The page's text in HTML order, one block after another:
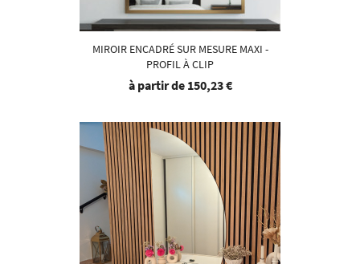
MIROIR ENCADRÉ SUR MESURE MAXI -
PROFIL À CLIP
à partir de 150,23 €